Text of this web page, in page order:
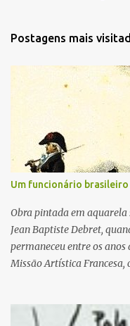
r
r
i
o
Postagens mais
Um funcionário brasileiro
Obra pintada em
Jean Baptiste Debret,
permaneceu entre os anos
Missão Artística Francesa,
que viera para sua